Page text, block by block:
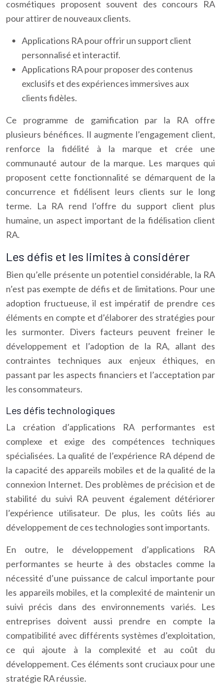
cosmétiques proposent souvent des concours RA
pour attirer de nouveaux clients.
Applications RA pour offrir un support client
personnalisé et interactif.
Applications RA pour proposer des contenus
exclusifs et des expériences immersives aux
clients fidèles.
Ce programme de gamification par la RA offre
plusieurs bénéfices. Il augmente l’engagement client,
renforce la fidélité à la marque et crée une
communauté autour de la marque. Les marques qui
proposent cette fonctionnalité se démarquent de la
concurrence et fidélisent leurs clients sur le long
terme. La RA rend l’offre du support client plus
humaine, un aspect important de la fidélisation client
RA.
Les défis et les limites à considérer
Bien qu’elle présente un potentiel considérable, la RA
n’est pas exempte de défis et de limitations. Pour une
adoption fructueuse, il est impératif de prendre ces
éléments en compte et d’élaborer des stratégies pour
les surmonter. Divers facteurs peuvent freiner le
développement et l’adoption de la RA, allant des
contraintes techniques aux enjeux éthiques, en
passant par les aspects financiers et l’acceptation par
les consommateurs.
Les défis technologiques
La création d’applications RA performantes est
complexe et exige des compétences techniques
spécialisées. La qualité de l’expérience RA dépend de
la capacité des appareils mobiles et de la qualité de la
connexion Internet. Des problèmes de précision et de
stabilité du suivi RA peuvent également détériorer
l’expérience utilisateur. De plus, les coûts liés au
développement de ces technologies sont importants.
En outre, le développement d’applications RA
performantes se heurte à des obstacles comme la
nécessité d’une puissance de calcul importante pour
les appareils mobiles, et la complexité de maintenir un
suivi précis dans des environnements variés. Les
entreprises doivent aussi prendre en compte la
compatibilité avec différents systèmes d’exploitation,
ce qui ajoute à la complexité et au coût du
développement. Ces éléments sont cruciaux pour une
stratégie RA réussie.